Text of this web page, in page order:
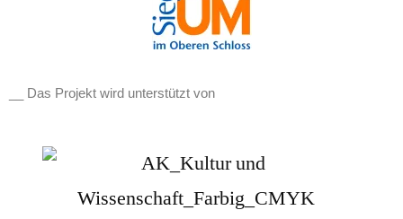
__ Das Projekt wird unterstützt von